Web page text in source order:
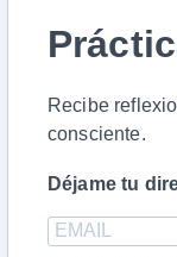
Recibe
consciente.
Déjame tu